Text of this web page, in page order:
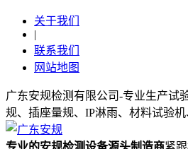
关于我们
|
联系我们
网站地图
广东安规检测有限公司-专业生产试
规、插座量规、IP淋雨、材料试验
专业的安规检测设备源头制造商紧